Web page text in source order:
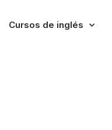
Cursos de inglés